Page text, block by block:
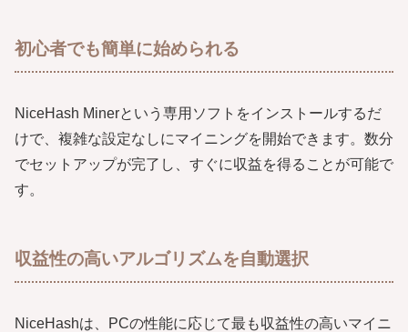
初心者でも簡単に始められる
NiceHash Minerという専用ソフトをインストールするだ
けで、複雑な設定なしにマイニングを開始できます。数分
でセットアップが完了し、すぐに収益を得ることが可能で
す。
収益性の高いアルゴリズムを自動選択
NiceHashは、PCの性能に応じて最も収益性の高いマイニ